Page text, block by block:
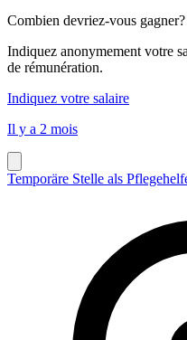
Combien devriez-vous gagner?
Indiquez anonymement votre
de rémunération.
Indiquez votre salaire
Il y a 2 mois
Temporäre Stelle als